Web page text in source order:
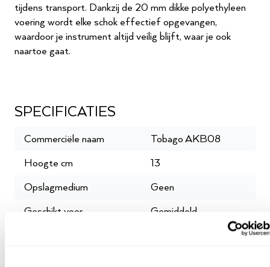
tijdens transport. Dankzij de 20 mm dikke polyethyleen
voering wordt elke schok effectief opgevangen,
waardoor je instrument altijd veilig blijft, waar je ook
naartoe gaat.
gebruik
De AKB08 is voorzien van een handige draaggreep aan
kiezen hoe je het instrument wilt dragen. Of je nu naar
een optreden, repetitie of studiosessie gaat, deze tas
biedt maximaal comfort. Het lichte gewicht en de half-
harde constructie maken de tas gemakkelijk hanteerbaar,
SPECIFICATIES
Commerciële naam
Tobago AKB08
Hoogte cm
13
Opslagmedium
Geen
Geschikt voor
Gemiddeld